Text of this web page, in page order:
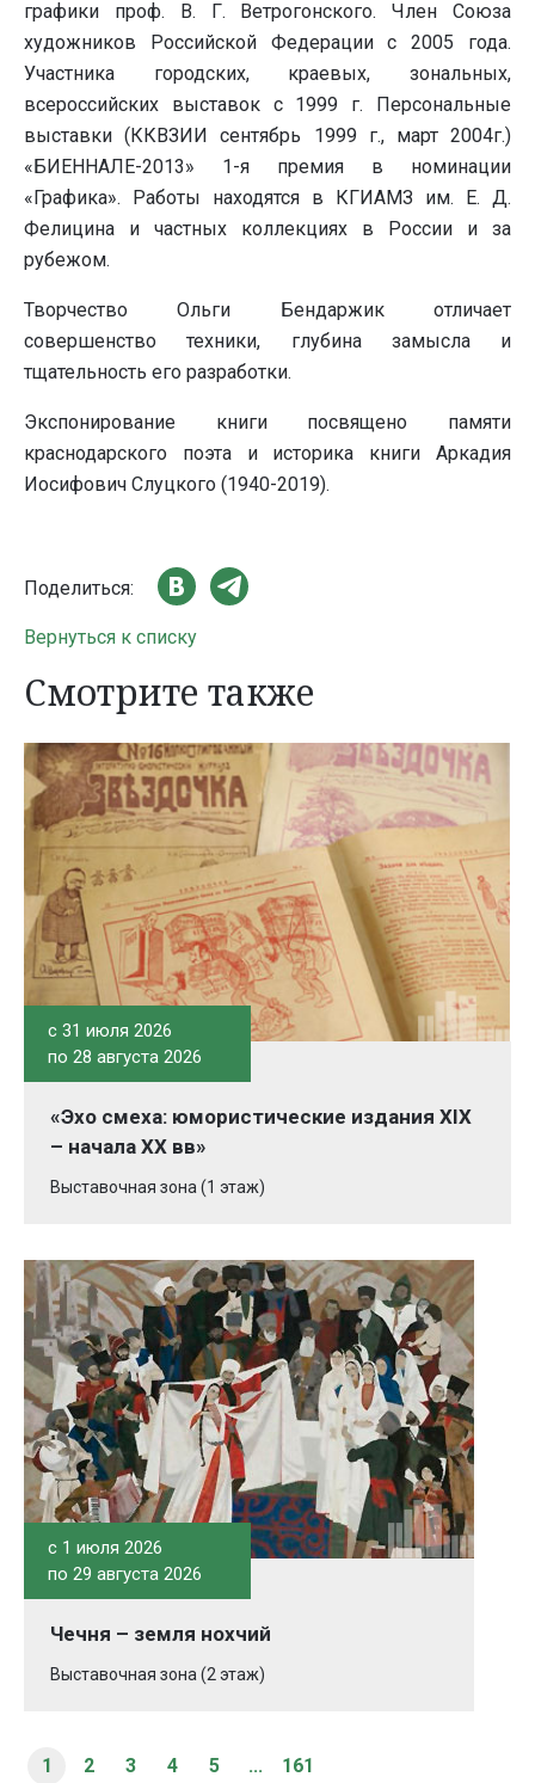
графики проф. В. Г. Ветрогонского. Член Союза
художников Российской Федерации с 2005 года.
Участника городских, краевых, зональных,
всероссийских выставок с 1999 г. Персональные
выставки (ККВЗИИ сентябрь 1999 г., март 2004г.)
«БИЕННАЛЕ-2013» 1-я премия в номинации
«Графика». Работы находятся в КГИАМЗ им. Е. Д.
Фелицина и частных коллекциях в России и за
рубежом.
Творчество Ольги Бендаржик отличает
совершенство техники, глубина замысла и
тщательность его разработки.
Экспонирование книги посвящено памяти
краснодарского поэта и историка книги Аркадия
Иосифович Слуцкого (1940-2019).
Поделиться:
Вернуться к списку
Смотрите также
c 31 июля 2026
по 28 августа 2026
«Эхо смеха: юмористические издания XIX
– начала XX вв»
Выставочная зона (1 этаж)
c 1 июля 2026
по 29 августа 2026
Чечня – земля нохчий
Выставочная зона (2 этаж)
1 2 3 4 5 ... 161